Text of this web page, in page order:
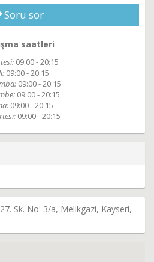
Soru sor
saatleri
09:00 - 20:15
09:00 - 20:15
09:00 - 20:15
09:00 - 20:15
09:00 - 20:15
09:00 - 20:15
Sk. No: 3/a, Melikgazi, Kayseri,